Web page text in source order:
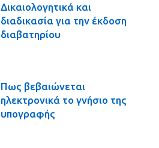
Δικαιολογητικά και
διαδικασία για την έκδοση
διαβατηρίου
Πως βεβαιώνεται
ηλεκτρονικά το γνήσιο της
υπογραφής